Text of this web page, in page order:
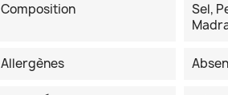
Composition
Sel,
Allergènes